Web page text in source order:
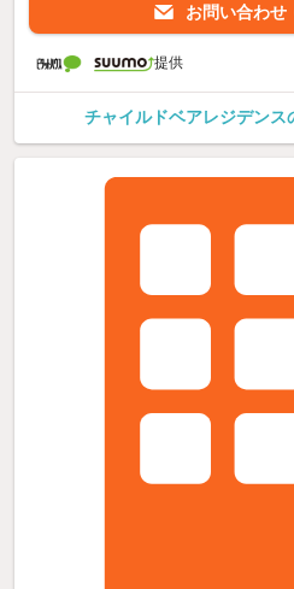
お問い合わせ
提供
チャイルドベアレジデンス